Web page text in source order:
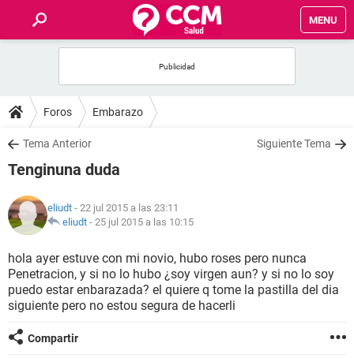
MENU
FOROS
SALUD
FAMILIA
NUTRICIÓN
BIENESTAR
SEXUALIDAD
GLOSARIO
Foros Embarazo
Tema Anterior Siguiente Tema
Tenginuna duda
eliudt - 22 jul 2015 a las 23:11
eliudt - 25 jul 2015 a las 10:15
hola ayer estuve con mi novio, hubo roses pero nunca
Penetracion, y si no lo hubo ¿soy virgen aun? y si no lo soy
puedo estar enbarazada? el quiere q tome la pastilla del dia
siguiente pero no estou segura de hacerli
Compartir